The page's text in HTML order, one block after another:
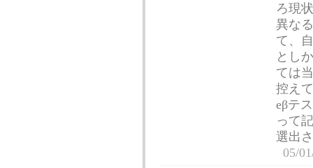
ろ現
異な
て、
とし
ては
控え
eβテ
って
選出
05/